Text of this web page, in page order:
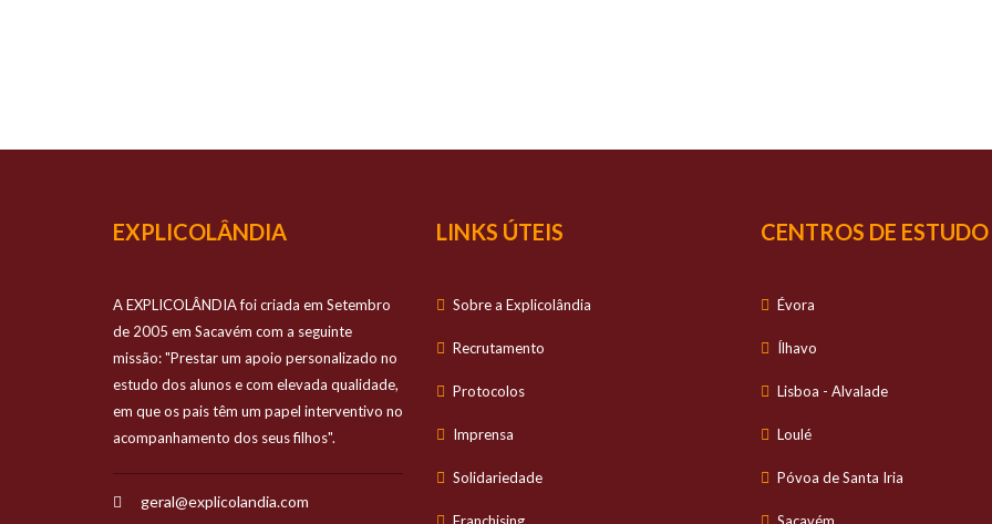
EXPLICOLÂNDIA
A EXPLICOLÂNDIA foi criada em Setembro
de 2005 em Sacavém com a seguinte
missão: "Prestar um apoio personalizado no
estudo dos alunos e com elevada qualidade,
em que os pais têm um papel interventivo no
acompanhamento dos seus filhos".
geral@explicolandia.com
LINKS ÚTEIS
Sobre a Explicolândia
Recrutamento
Protocolos
Imprensa
Solidariedade
CENTROS DE ESTUDO
Évora
Ílhavo
Lisboa - Alvalade
Loulé
Póvoa de Santa Iria